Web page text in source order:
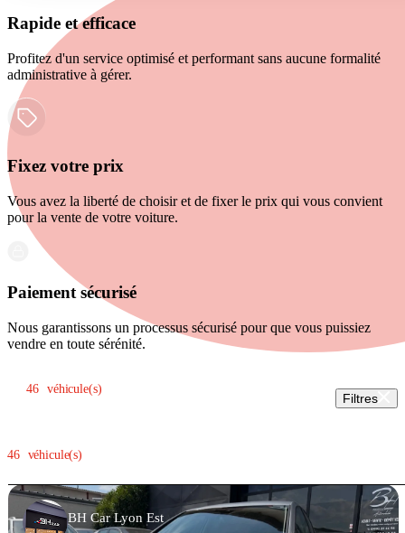
Rapide et efficace
Profitez d'un service optimisé et performant sans aucune formalité
administrative à gérer.
Fixez votre prix
Vous avez la liberté de choisir et de fixer le prix qui vous convient
pour la vente de votre voiture.
Paiement sécurisé
Nous garantissons un processus sécurisé pour que vous puissiez
vendre en toute sérénité.
46 véhicule(s)
BH Car Lyon Est
46 véhicule(s)
Filtres